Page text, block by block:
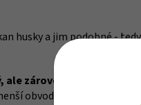
husky a jim podobné -
ale zároveň úzký podběh
obvod krku + větší